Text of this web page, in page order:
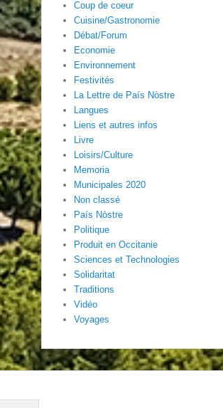
Coup de coeur
Cuisine/Gastronomie
Débat/Forum
Economie
Environnement
Festivités
La Lettre de País Nòstre
Langues
Liens et autres infos
Livre
Loisirs/Culture
Memoria
Municipales 2020
Non classé
País Nòstre
Politique
Produit en Occitanie
Sciences et Technologies
Solidaritat
Traditions
Vidéo
Voyages